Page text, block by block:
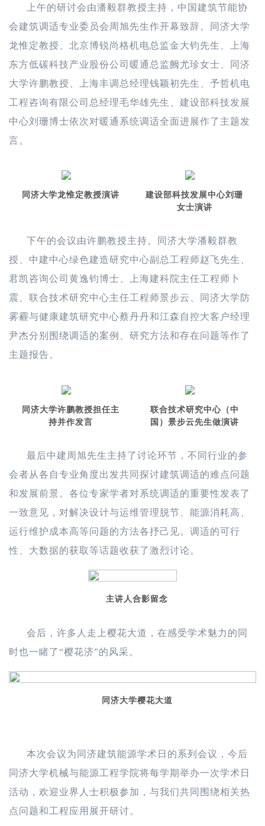
上午的研讨会由潘毅群教授主持，中国建筑节能协
会建筑调适专业委员会周旭先生作开幕致辞。同济大学
龙惟定教授、北京博锐尚格机电总监金大钧先生、上海
东方低碳科技产业股份公司暖通总监阙尤珍女士、同济
大学许鹏教授、上海丰调总经理钱颖初先生、予哲机电
工程咨询有限公司总经理毛华雄先生、建设部科技发展
中心刘珊博士依次对暖通系统调适全面进展作了主题发
言。
同济大学龙惟定教授演讲
建设部科技发展中心刘珊
女士演讲
下午的会议由许鹏教授主持。同济大学潘毅群教
授、中建中心绿色建造研究中心副总工程师赵飞先生、
君凯咨询公司黄逸钧博士、上海建科院主任工程师卜
震、联合技术研究中心主任工程师景步云、同济大学防
雾霾与健康建筑研究中心蔡丹丹和江森自控大客户经理
尹杰分别围绕调适的案例、研究方法和存在问题等作了
主题报告。
同济大学许鹏教授担任主
持并作发言
联合技术研究中心（中
国）景步云先生做演讲
最后中建周旭先生主持了讨论环节，不同行业的参
会者从各自专业角度出发共同探讨建筑调适的难点问题
和发展前景。各位专家学者对系统调适的重要性发表了
一致意见，对解决设计与运维管理脱节、能源消耗高、
运行维护成本高等问题的方法各抒己见。调适的可行
性、大数据的获取等话题收获了激烈讨论。
主讲人合影留念
会后，许多人走上樱花大道，在感受学术魅力的同
时也一睹了“樱花济”的风采。
同济大学樱花大道
本次会议为同济建筑能源学术日的系列会议，今后
同济大学机械与能源工程学院将每学期举办一次学术日
活动，欢迎业界人士积极参加，与我们共同围绕相关热
点问题和工程应用展开研讨。